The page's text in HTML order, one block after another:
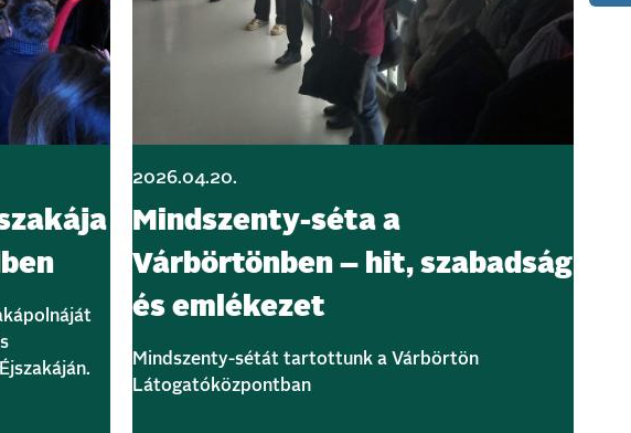
2026.04.20.
Mindszenty-séta a
Várbörtönben – hit, szabadság
és emlékezet
Mindszenty-sétát tartottunk a Várbörtön
Látogatóközpontban